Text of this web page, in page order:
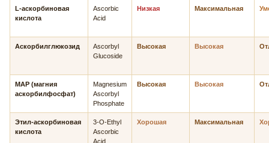
L-аскорбиновая
кислота
Ascorbic
Acid
Низкая Максимальная
Аскорбилглюкозид
Ascorbyl
Glucoside
Высокая Высокая
MAP (магния
аскорбилфосфат)
Magnesium
Ascorbyl
Phosphate
Высокая Высокая
Этил-аскорбиновая
кислота
3-O-Ethyl
Ascorbic
Acid
Хорошая Максимальная